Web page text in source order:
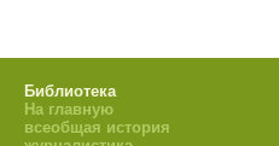
Библиотека
На главную
всеобщая история